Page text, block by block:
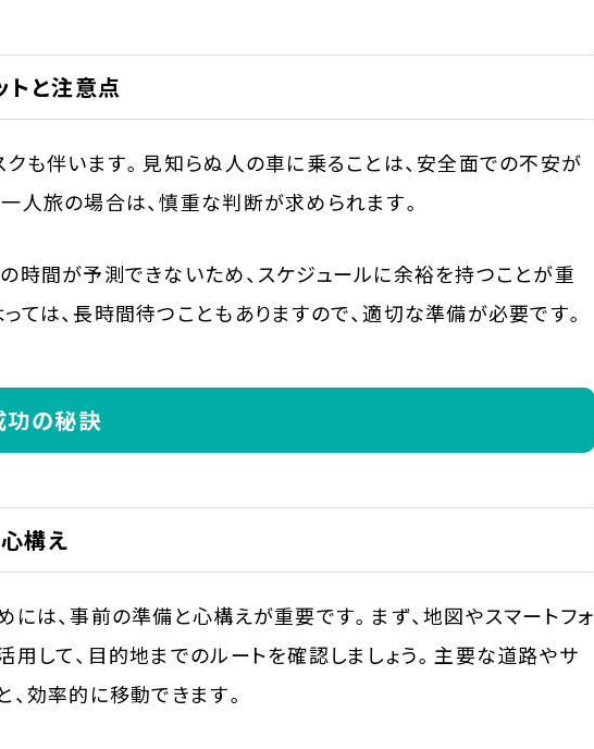
トと注意点
クも伴います。見知らぬ人の車に乗ることは、安全面での不安が
人旅の場合は、慎重な判断が求められます。
時間が予測できないため、スケジュールに余裕を持つことが重
ては、長時間待つこともありますので、適切な準備が必要です。
功の秘訣
構え
には、事前の準備と心構えが重要です。まず、地図やスマートフォ
用して、目的地までのルートを確認しましょう。主要な道路やサ
、効率的に移動できます。